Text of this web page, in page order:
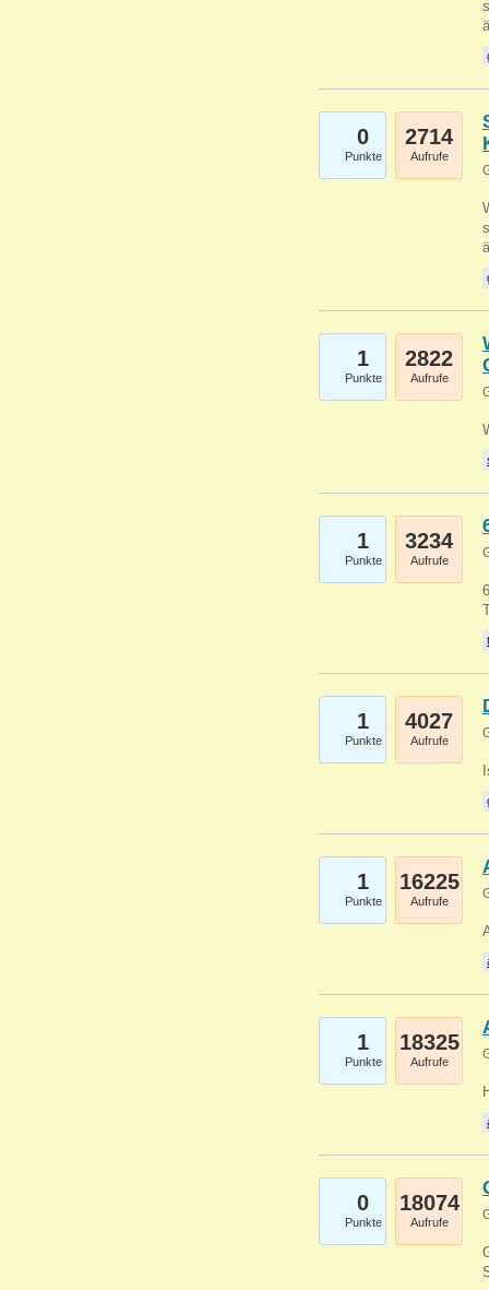
0
Punkte
2714
Aufrufe
1
Punkte
2822
Aufrufe
1
Punkte
3234
Aufrufe
1
Punkte
4027
Aufrufe
1
Punkte
16225
Aufrufe
1
Punkte
18325
Aufrufe
0
Punkte
18074
Aufrufe